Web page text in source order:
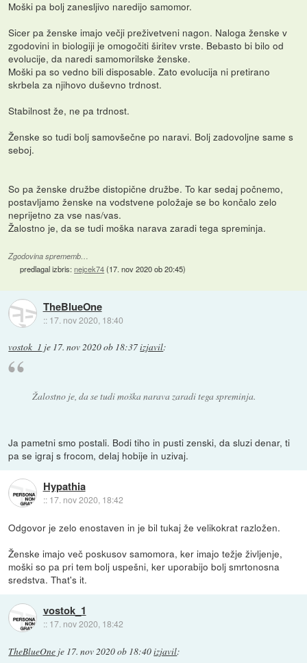
Moški pa bolj zanesljivo naredijo samomor.
Sicer pa ženske imajo večji preživetveni nagon. Naloga ženske v
zgodovini in biologiji je omogočiti širitev vrste. Bebasto bi bilo od
evolucije, da naredi samomorilske ženske.
Moški pa so vedno bili disposable. Zato evolucija ni pretirano
skrbela za njihovo duševno trdnost.
Stabilnost že, ne pa trdnost.
Ženske so tudi bolj samovšečne po naravi. Bolj zadovoljne same s
seboj.
So pa ženske družbe distopične družbe. To kar sedaj počnemo,
postavljamo ženske na vodstvene položaje se bo končalo zelo
neprijetno za vse nas/vas.
Žalostno je, da se tudi moška narava zaradi tega spreminja.
Zgodovina sprememb…
predlagal izbris:nejcek74(17. nov 2020 ob 20:45)
TheBlueOne
:: 17. nov 2020, 18:40
vostok_1 je 17. nov 2020 ob 18:37izjavil:
Žalostno je, da se tudi moška narava zaradi tega spreminja.
Ja pametni smo postali. Bodi tiho in pusti zenski, da sluzi denar, ti
pa se igraj s frocom, delaj hobije in uzivaj.
Hypathia
:: 17. nov 2020, 18:42
Odgovor je zelo enostaven in je bil tukaj že velikokrat razložen.
Ženske imajo več poskusov samomora, ker imajo težje življenje,
moški so pa pri tem bolj uspešni, ker uporabijo bolj smrtonosna
sredstva. That's it.
vostok_1
:: 17. nov 2020, 18:42
TheBlueOne je 17. nov 2020 ob 18:40izjavil: